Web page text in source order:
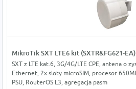
MikroTik SXT LTE6 kit (SXTR&FG621-EA)
SXT z LTE kat.6, 3G/4G/LTE CPE, antena o
Ethernet, 2x sloty microSIM, procesor
PSU, RouterOS L3, agregacja pasm